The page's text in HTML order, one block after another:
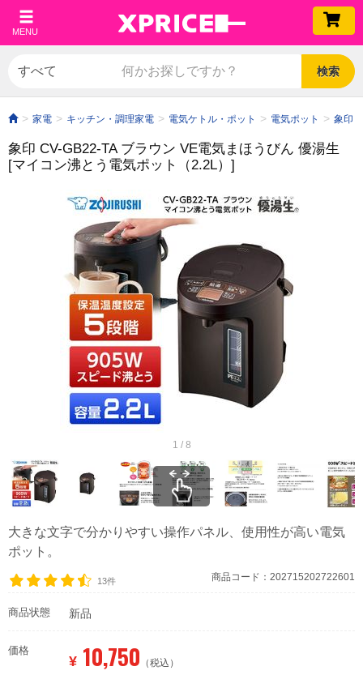
MENU
検索
家電 キッチン・調理家電 電気ケトル・ポット 電気ポット 象印
象印 CV-GB22-TA ブラウン VE電気まほうびん 優湯生
[マイコン沸とう電気ポット（2.2L）]
1 / 8
大きな文字で分かりやすい操作パネル、使用性が高い電気
ポット。
13件 商品コード：202715202722601
商品状態 新品
価格
¥ 10,750 （税込）